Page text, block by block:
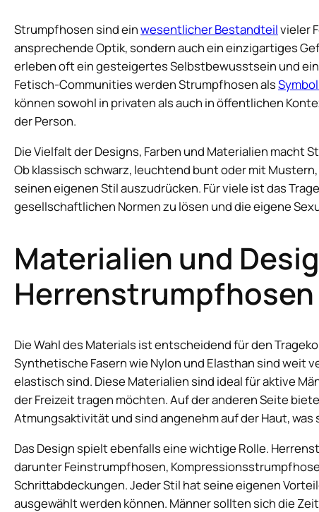
Strumpfhosen sind einwesentlicher Bestandteilvieler
ansprechende Optik, sondern auch ein einzigartiges
erleben oft ein gesteigertes Selbstbewusstsein und
Fetisch-Communities werden Strumpfhosen als
können sowohl in privaten als auch in öffentlichen
der Person.
Die Vielfalt der Designs, Farben und Materialien
Ob klassisch schwarz, leuchtend bunt oder mit
seinen eigenen Stil auszudrücken. Für viele ist das
gesellschaftlichen Normen zu lösen und die eigene
Materialien und
Herrenstrumpfhosen
Die Wahl des Materials ist entscheidend für den
Synthetische Fasern wie Nylon und Elasthan sind weit
elastisch sind. Diese Materialien sind ideal für aktive
der Freizeit tragen möchten. Auf der anderen Seite
Atmungsaktivität und sind angenehm auf der Haut,
Das Design spielt ebenfalls eine wichtige Rolle.
darunter Feinstrumpfhosen,
Schrittabdeckungen. Jeder Stil hat seine eigenen
ausgewählt werden können. Männer sollten sich die